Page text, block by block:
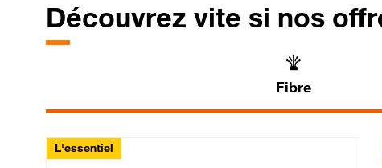
Découvrez vite si nos
Fibre
L'essentiel